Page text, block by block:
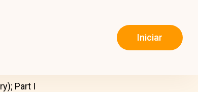
Iniciar
Part I